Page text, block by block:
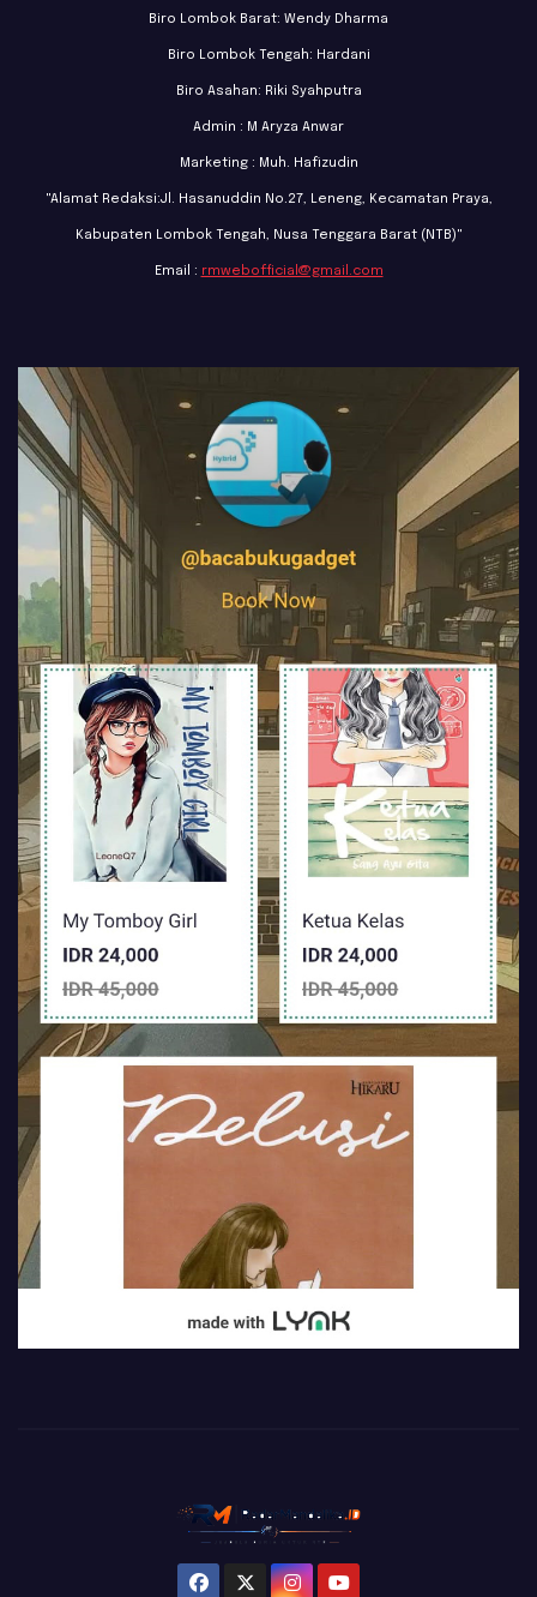
Biro Lombok Barat: Wendy Dharma
Biro Lombok Tengah: Hardani
Biro Asahan: Riki Syahputra
Admin : M Aryza Anwar
Marketing : Muh. Hafizudin
"Alamat Redaksi:Jl. Hasanuddin No.27, Leneng, Kecamatan Praya,
Kabupaten Lombok Tengah, Nusa Tenggara Barat (NTB)"
Email : rmwebofficial@gmail.com